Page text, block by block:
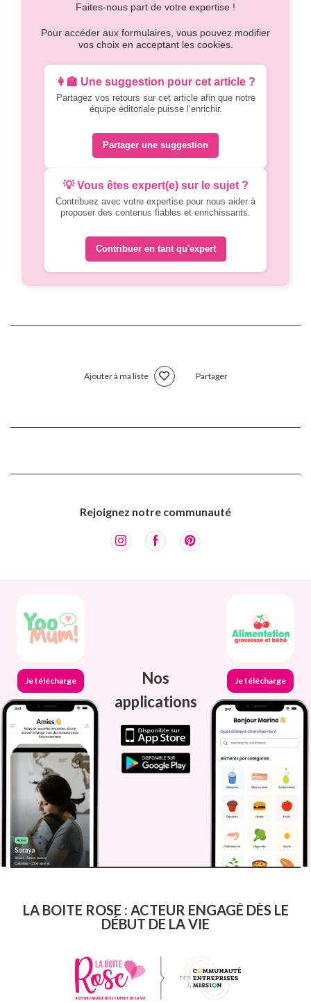
Faites-nous part de votre expertise !
Pour accéder aux formulaires, vous pouvez modifier
vos choix en acceptant les cookies.
👩‍🏫 Une suggestion pour cet article ?
Partagez vos retours sur cet article afin que notre
équipe éditoriale puisse l’enrichir.
Partager une suggestion
💡 Vous êtes expert(e) sur le sujet ?
Contribuez avec votre expertise pour nous aider à
proposer des contenus fiables et enrichissants.
Contribuer en tant qu'expert
Ajouter à ma liste Partager
Rejoignez notre communauté
Je télécharge
Nos
applications
Je télécharge
LA BOITE ROSE : ACTEUR ENGAGÉ DÈS LE
DÉBUT DE LA VIE